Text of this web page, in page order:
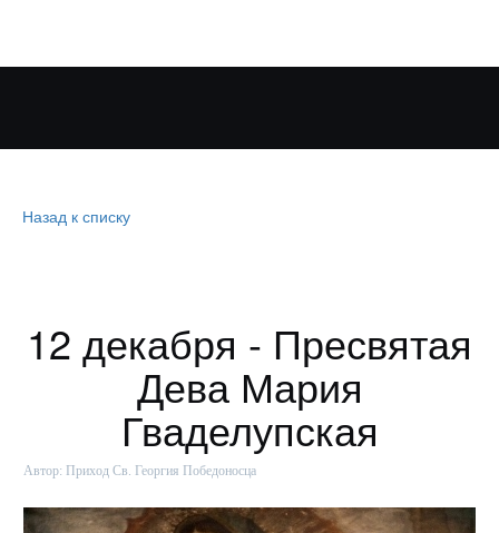
Назад к списку
12 декабря - Пресвятая
Дева Мария
Гваделупская
Автор: Приход Св. Георгия Победоносца